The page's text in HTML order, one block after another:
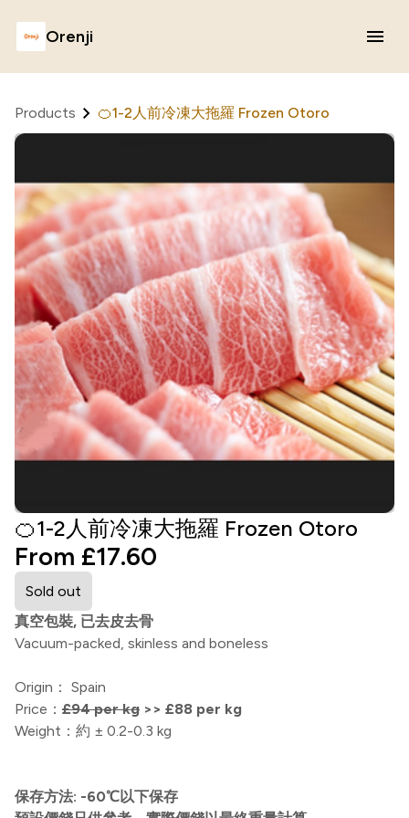
Orenji
Products 🍊1-2人前冷凍大拖羅 Frozen Otoro
🍊1-2人前冷凍大拖羅 Frozen Otoro
From £17.60
Sold out
真空包裝, 已去皮去骨
Vacuum-packed, skinless and boneless
Origin： Spain
Price： £94 per kg >> £88 per kg
Weight：約 ± 0.2-0.3 kg
保存方法: -60℃以下保存